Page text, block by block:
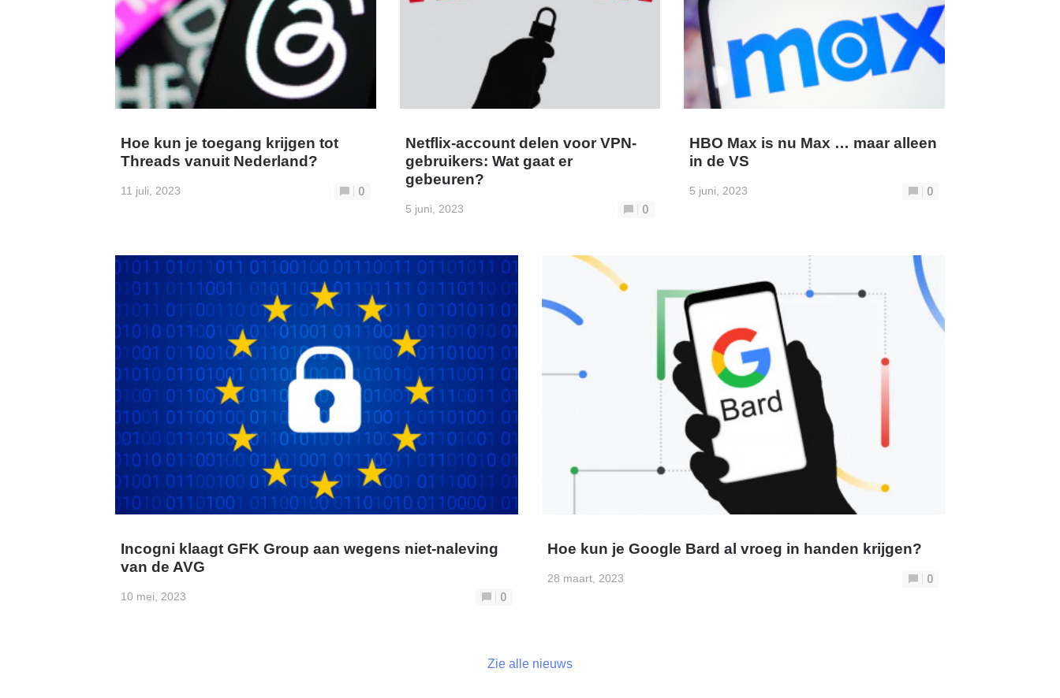
Hoe kun je toegang krijgen tot
Threads vanuit Nederland?
11 juli, 2023 0
Netflix-account delen voor VPN-
gebruikers: Wat gaat er
gebeuren?
5 juni, 2023 0
HBO Max is nu Max … maar alleen
in de VS
5 juni, 2023 0
Incogni klaagt GFK Group aan wegens niet-naleving
van de AVG
10 mei, 2023 0
Hoe kun je Google Bard al vroeg in handen krijgen?
28 maart, 2023 0
Zie alle nieuws